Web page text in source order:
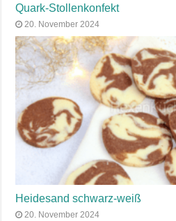
Quark-Stollenkonfekt
20. November 2024
Heidesand schwarz-weiß
20. November 2024